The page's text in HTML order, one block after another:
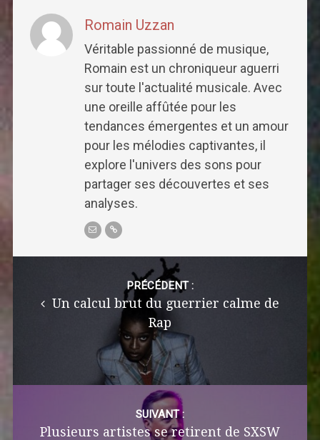
Romain Uzzan
Véritable passionné de musique,
Romain est un chroniqueur aguerri
sur toute l'actualité musicale. Avec
une oreille affûtée pour les
tendances émergentes et un amour
pour les mélodies captivantes, il
explore l'univers des sons pour
partager ses découvertes et ses
analyses.
PRÉCÉDENT :
Un calcul brut du guerrier calme de
Rap
SUIVANT :
Plusieurs artistes se retirent de SXSW